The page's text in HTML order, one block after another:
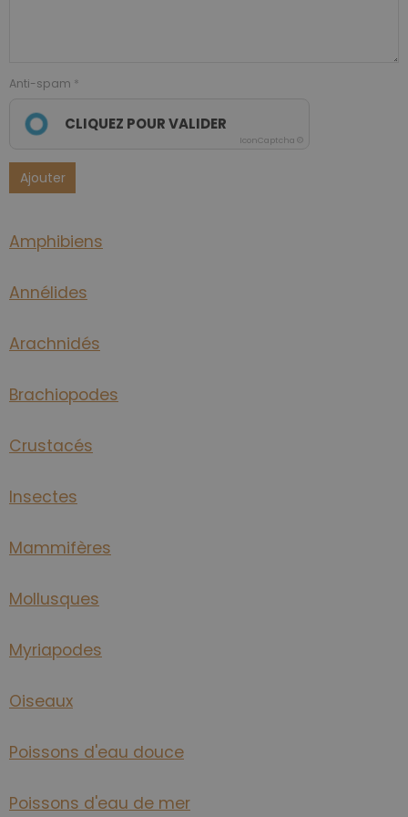
Anti-spam
CLIQUEZ POUR VALIDER
IconCaptcha ©
Ajouter
Amphibiens
Annélides
Arachnidés
Brachiopodes
Crustacés
Insectes
Mammifères
Mollusques
Myriapodes
Oiseaux
Poissons d'eau douce
Poissons d'eau de mer